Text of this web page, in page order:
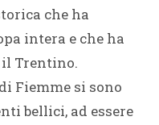
che ha
intera e che ha
Trentino.
Fiemme si sono
bellici, ad essere